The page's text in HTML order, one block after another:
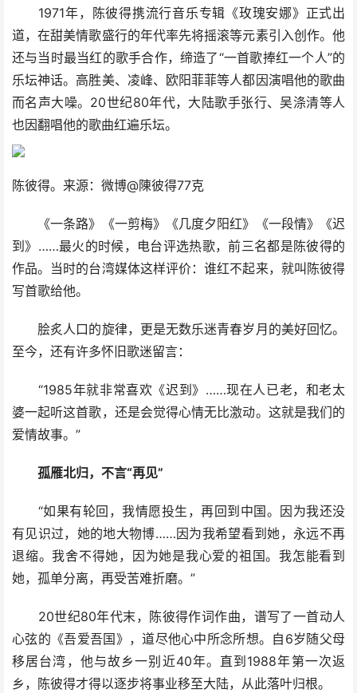
1971年，陈彼得携流行音乐专辑《玫瑰安娜》正式出
道，在甜美情歌盛行的年代率先将摇滚等元素引入创作。他
还与当时最当红的歌手合作，缔造了“一首歌捧红一个人”的
乐坛神话。高胜美、凌峰、欧阳菲菲等人都因演唱他的歌曲
而名声大噪。20世纪80年代，大陆歌手张行、吴涤清等人
也因翻唱他的歌曲红遍乐坛。
陈彼得。来源：微博@陳彼得77克
《一条路》《一剪梅》《几度夕阳红》《一段情》《迟
到》……最火的时候，电台评选热歌，前三名都是陈彼得的
作品。当时的台湾媒体这样评价：谁红不起来，就叫陈彼得
写首歌给他。
脍炙人口的旋律，更是无数乐迷青春岁月的美好回忆。
至今，还有许多怀旧歌迷留言：
“1985年就非常喜欢《迟到》……现在人已老，和老太
婆一起听这首歌，还是会觉得心情无比激动。这就是我们的
爱情故事。”
孤雁北归，不言“再见”
“如果有轮回，我情愿投生，再回到中国。因为我还没
有见识过，她的地大物博……因为我希望看到她，永远不再
退缩。我舍不得她，因为她是我心爱的祖国。我怎能看到
她，孤单分离，再受苦难折磨。”
20世纪80年代末，陈彼得作词作曲，谱写了一首动人
心弦的《吾爱吾国》，道尽他心中所念所想。自6岁随父母
移居台湾，他与故乡一别近40年。直到1988年第一次返
乡，陈彼得才得以逐步将事业移至大陆，从此落叶归根。